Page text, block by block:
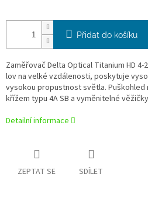
Přidat do košíku
Zaměřovač Delta Optical Titanium HD
lov na velké vzdálenosti, poskytuje
vysokou propustnost světla.
křížem typu 4A SB a vyměnitelné
Detailní informace
ZEPTAT SE SDÍLET